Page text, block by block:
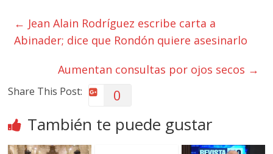
← Jean Alain Rodríguez escribe carta a
Abinader; dice que Rondón quiere asesinarlo
Aumentan consultas por ojos secos →
Share This Post: 0
También te puede gustar